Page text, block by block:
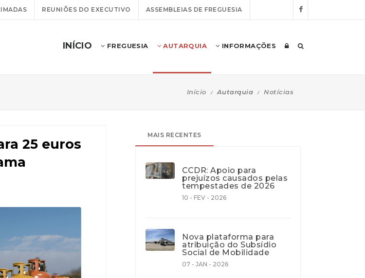
REUNIÕES DO EXECUTIVO ASSEMBLEIAS DE FREGUESIA
INÍCIO FREGUESIA AUTARQUIA INFORMAÇÕES
Início Autarquia Notícias
25 euros
MAIS RECENTES
CCDR: Apoio para
prejuízos causados pelas
tempestades de 2026
10 - FEV - 2026
Nova plataforma para
atribuição do Subsídio
Social de Mobilidade
07 - JAN - 2026